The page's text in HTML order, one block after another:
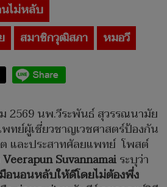
ไม่หลับ
สมาชิกวุฒิสภา หมอวี
2569 นพ.วีระพันธ์ สุวรรณนามัย
ทย์ผู้เชี่ยวชาญเวชศาสตร์ป้องกัน
และประสาทศัลยแพทย์ โพสต์
Veerapun Suvannamaiระบุว่า
นอนหลับให้ดีโดยไม่ต้องพึ่ง